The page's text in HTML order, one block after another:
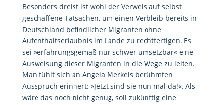
Besonders dreist ist wohl der Verweis auf selbst
geschaffene Tatsachen, um einen Verbleib bereits in
Deutschland befindlicher Migranten ohne
Aufenthaltserlaubnis im Lande zu rechtfertigen. Es
sei »erfahrungsgemäß nur schwer umsetzbar« eine
Ausweisung dieser Migranten in die Wege zu leiten.
Man fühlt sich an Angela Merkels berühmten
Ausspruch erinnert: »Jetzt sind sie nun mal da!«. Als
wäre das noch nicht genug, soll zukünftig eine